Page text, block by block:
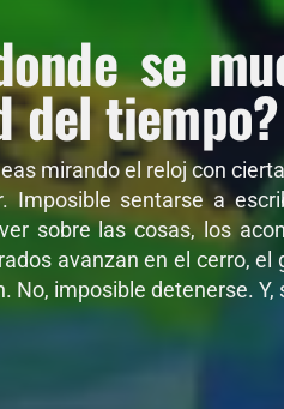
se
del tiempo?
mirando el reloj con
Imposible sentarse a
sobre las cosas, los
avanzan en el cerro,
No, imposible detenerse.